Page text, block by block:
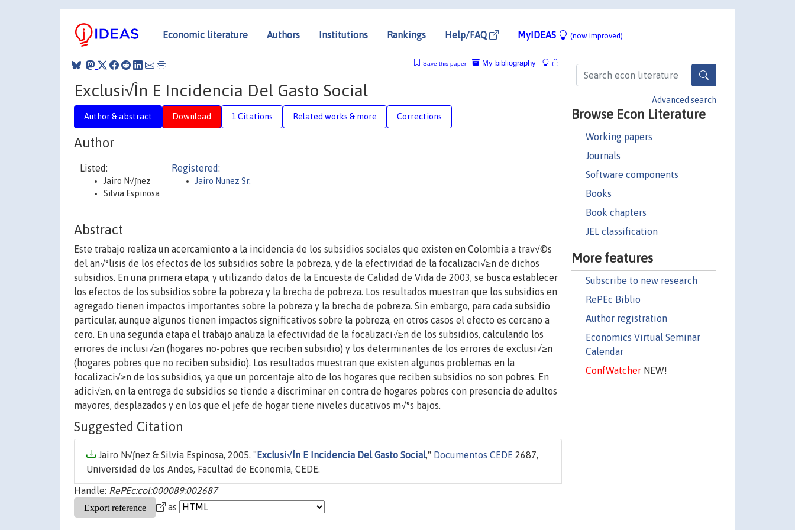
Economic literature Authors Institutions Rankings Help/FAQ MyIDEAS (now improved)
Advanced search
Browse Econ Literature
Working papers
Journals
Software components
Books
Book chapters
JEL classification
More features
Subscribe to new research
RePEc Biblio
Author registration
Economics Virtual Seminar
Calendar
ConfWatcherNEW!
My bibliography
Save this paper
Exclusi√Ìn E Incidencia Del Gasto Social
Author & abstract Download 1 Citations Related works & more Corrections
Author
Listed:
Jairo N√∫nez
Silvia Espinosa
Registered:
Jairo Nunez Sr.
Abstract
Este trabajo realiza un acercamiento a la incidencia de los subsidios sociales que existen en Colombia a trav√©s
del an√°lisis de los efectos de los subsidios sobre la pobreza, y de la efectividad de la focalizaci√≥n de dichos
subsidios. En una primera etapa, y utilizando datos de la Encuesta de Calidad de Vida de 2003, se busca establecer
los efectos de los subsidios sobre la pobreza y la brecha de pobreza. Los resultados muestran que los subsidios en
agregado tienen impactos importantes sobre la pobreza y la brecha de pobreza. Sin embargo, para cada subsidio
particular, aunque algunos tienen impactos significativos sobre la pobreza, en otros casos el efecto es cercano a
cero. En una segunda etapa el trabajo analiza la efectividad de la focalizaci√≥n de los subsidios, calculando los
errores de inclusi√≥n (hogares no-pobres que reciben subsidio) y los determinantes de los errores de exclusi√≥n
(hogares pobres que no reciben subsidio). Los resultados muestran que existen algunos problemas en la
focalizaci√≥n de los subsidios, ya que un porcentaje alto de los hogares que reciben subsidios no son pobres. En
adici√≥n, en la entrega de subsidios se tiende a discriminar en contra de hogares pobres con presencia de adultos
mayores, desplazados y en los que el jefe de hogar tiene niveles ducativos m√°s bajos.
Suggested Citation
Jairo N√∫nez & Silvia Espinosa, 2005. " Exclusi√Ìn E Incidencia Del Gasto Social," Documentos CEDE 2687,
Universidad de los Andes, Facultad de Economía, CEDE.
Handle: RePEc:col:000089:002687
as